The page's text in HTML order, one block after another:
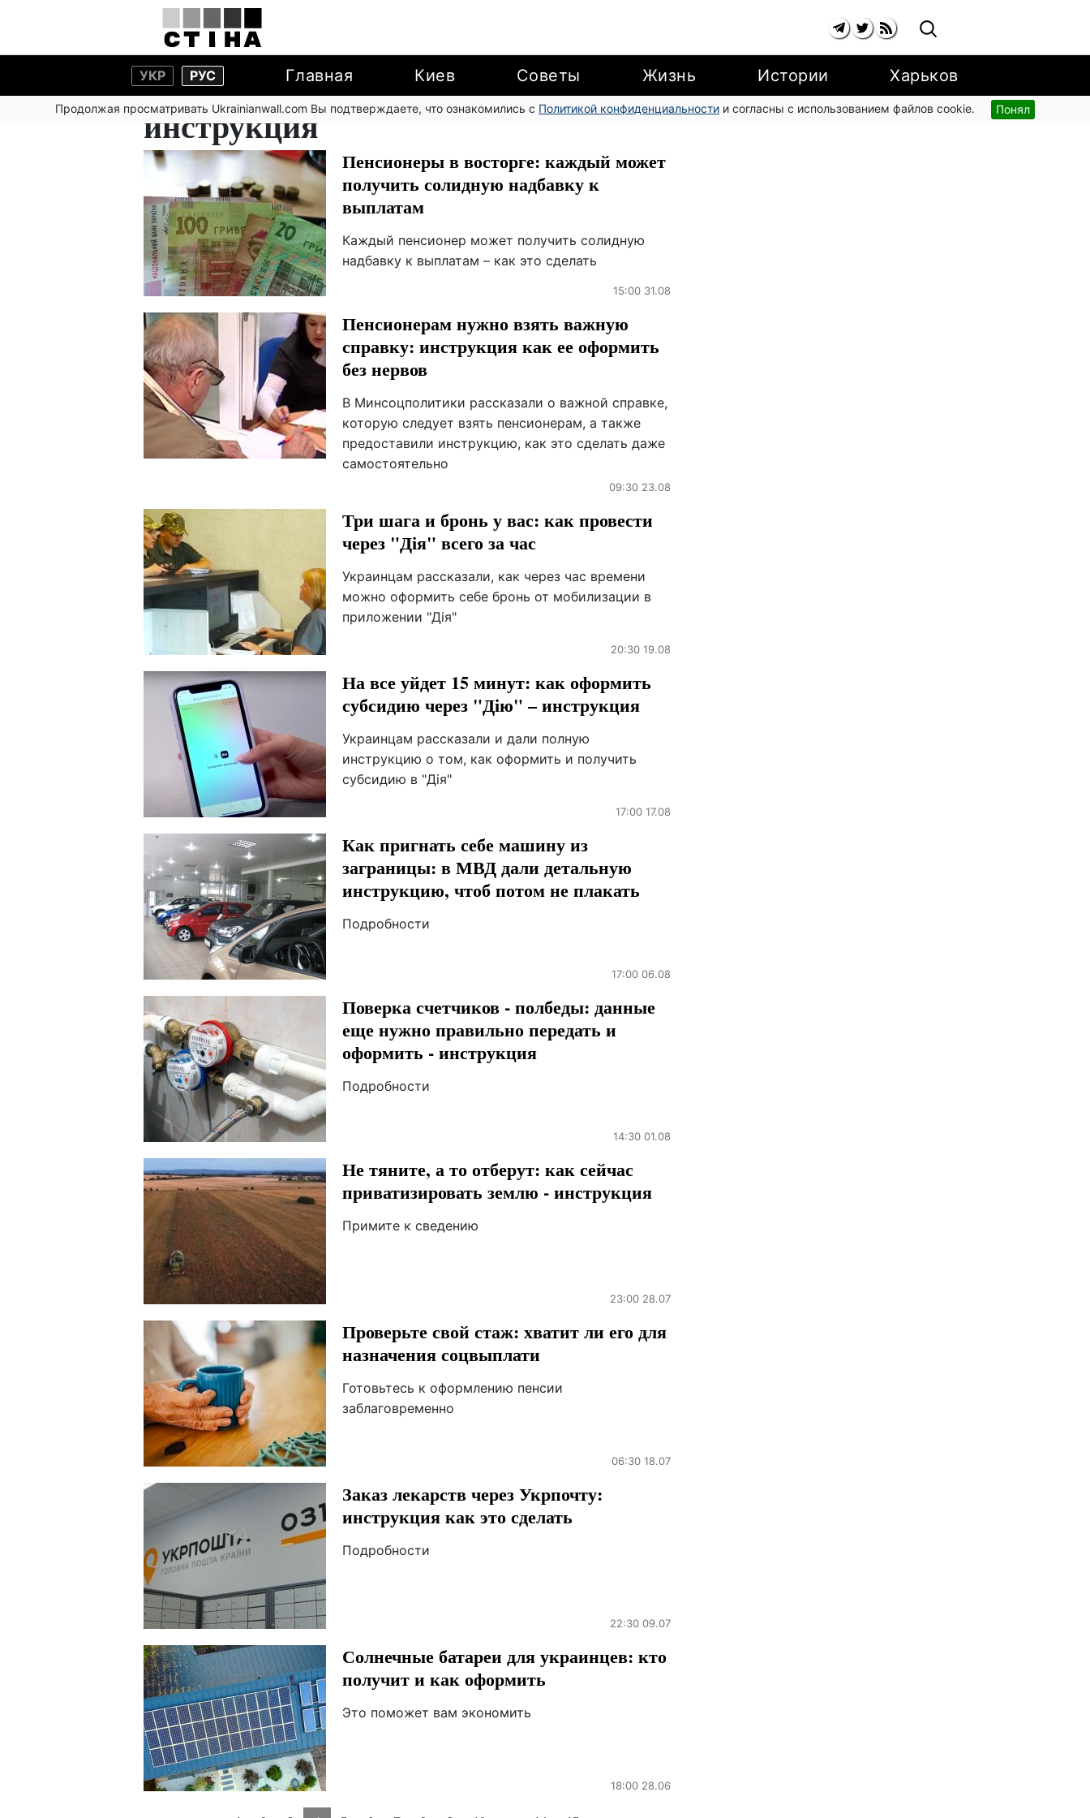
УКР РУС Главная Киев Советы Жизнь Истории Харьков
Продолжая просматривать Ukrainianwall.com Вы подтверждаете, что ознакомились с Политикой конфиденциальности и согласны с использованием файлов cookie. Понял
инструкция
Пенсионеры в восторге: каждый может
получить солидную надбавку к
выплатам
Каждый пенсионер может получить солидную
надбавку к выплатам – как это сделать
15:00 31.08
Пенсионерам нужно взять важную
справку: инструкция как ее оформить
без нервов
В Минсоцполитики рассказали о важной справке,
которую следует взять пенсионерам, а также
предоставили инструкцию, как это сделать даже
самостоятельно
09:30 23.08
Три шага и бронь у вас: как провести
через "Дія" всего за час
Украинцам рассказали, как через час времени
можно оформить себе бронь от мобилизации в
приложении "Дія"
20:30 19.08
На все уйдет 15 минут: как оформить
субсидию через "Дію" – инструкция
Украинцам рассказали и дали полную
инструкцию о том, как оформить и получить
субсидию в "Дія"
17:00 17.08
Как пригнать себе машину из
заграницы: в МВД дали детальную
инструкцию, чтоб потом не плакать
Подробности
17:00 06.08
Поверка счетчиков - полбеды: данные
еще нужно правильно передать и
оформить - инструкция
Подробности
14:30 01.08
Не тяните, а то отберут: как сейчас
приватизировать землю - инструкция
Примите к сведению
23:00 28.07
Проверьте свой стаж: хватит ли его для
назначения соцвыплати
Готовьтесь к оформлению пенсии
заблаговременно
06:30 18.07
Заказ лекарств через Укрпочту:
инструкция как это сделать
Подробности
22:30 09.07
Солнечные батареи для украинцев: кто
получит и как оформить
Это поможет вам экономить
18:00 28.06